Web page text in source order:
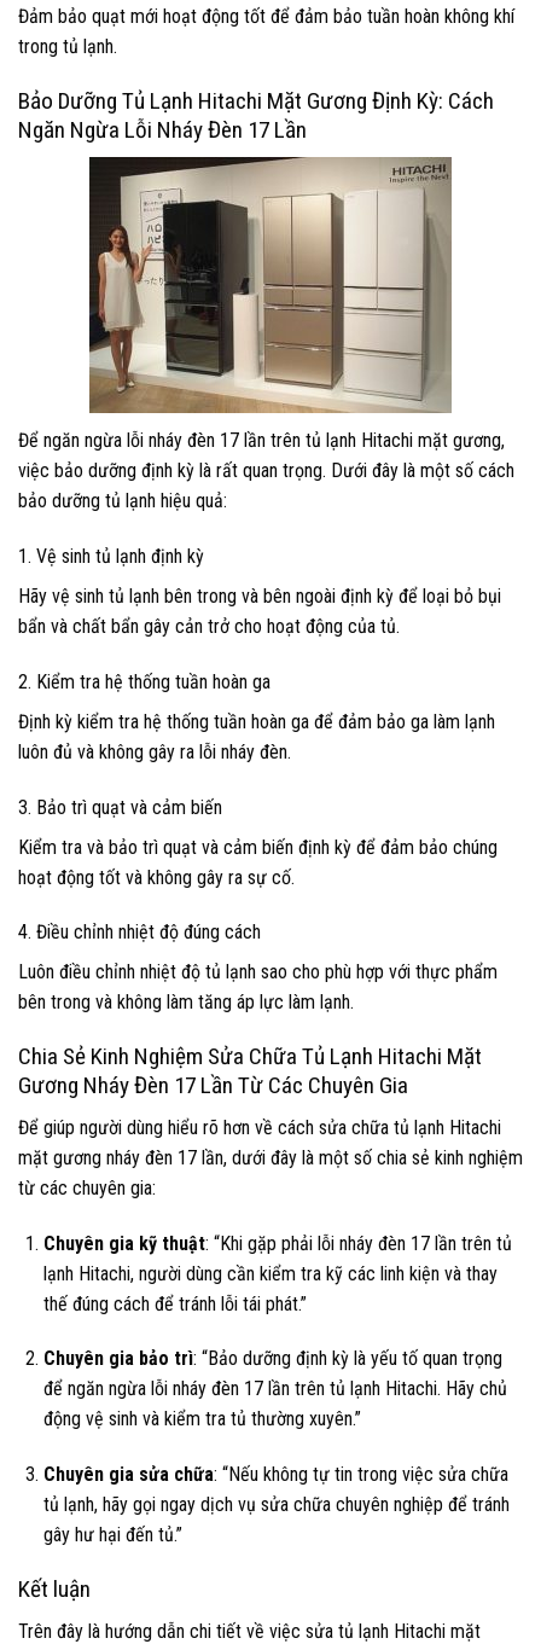
Đảm bảo quạt mới hoạt động tốt để đảm bảo tuần hoàn không khí
trong tủ lạnh.
Bảo Dưỡng Tủ Lạnh Hitachi Mặt Gương Định Kỳ: Cách
Ngăn Ngừa Lỗi Nháy Đèn 17 Lần
Để ngăn ngừa lỗi nháy đèn 17 lần trên tủ lạnh Hitachi mặt gương,
việc bảo dưỡng định kỳ là rất quan trọng. Dưới đây là một số cách
bảo dưỡng tủ lạnh hiệu quả:
1. Vệ sinh tủ lạnh định kỳ
Hãy vệ sinh tủ lạnh bên trong và bên ngoài định kỳ để loại bỏ bụi
bẩn và chất bẩn gây cản trở cho hoạt động của tủ.
2. Kiểm tra hệ thống tuần hoàn ga
Định kỳ kiểm tra hệ thống tuần hoàn ga để đảm bảo ga làm lạnh
luôn đủ và không gây ra lỗi nháy đèn.
3. Bảo trì quạt và cảm biến
Kiểm tra và bảo trì quạt và cảm biến định kỳ để đảm bảo chúng
hoạt động tốt và không gây ra sự cố.
4. Điều chỉnh nhiệt độ đúng cách
Luôn điều chỉnh nhiệt độ tủ lạnh sao cho phù hợp với thực phẩm
bên trong và không làm tăng áp lực làm lạnh.
Chia Sẻ Kinh Nghiệm Sửa Chữa Tủ Lạnh Hitachi Mặt
Gương Nháy Đèn 17 Lần Từ Các Chuyên Gia
Để giúp người dùng hiểu rõ hơn về cách sửa chữa tủ lạnh Hitachi
mặt gương nháy đèn 17 lần, dưới đây là một số chia sẻ kinh nghiệm
từ các chuyên gia:
Chuyên gia kỹ thuật: “Khi gặp phải lỗi nháy đèn 17 lần trên tủ
lạnh Hitachi, người dùng cần kiểm tra kỹ các linh kiện và thay
thế đúng cách để tránh lỗi tái phát.”
Chuyên gia bảo trì: “Bảo dưỡng định kỳ là yếu tố quan trọng
để ngăn ngừa lỗi nháy đèn 17 lần trên tủ lạnh Hitachi. Hãy chủ
động vệ sinh và kiểm tra tủ thường xuyên.”
Chuyên gia sửa chữa: “Nếu không tự tin trong việc sửa chữa
tủ lạnh, hãy gọi ngay dịch vụ sửa chữa chuyên nghiệp để tránh
gây hư hại đến tủ.”
Kết luận
Trên đây là hướng dẫn chi tiết về việc sửa tủ lạnh Hitachi mặt